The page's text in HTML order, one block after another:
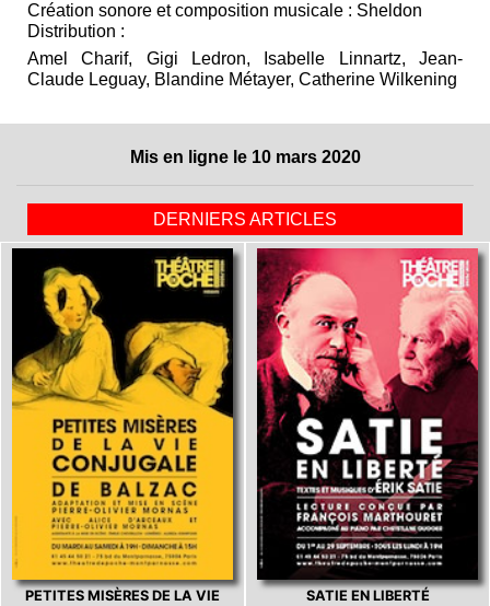
Création sonore et composition musicale : Sheldon
Distribution :
Amel Charif, Gigi Ledron, Isabelle Linnartz, Jean-
Claude Leguay, Blandine Métayer, Catherine Wilkening
Mis en ligne le 10 mars 2020
DERNIERS ARTICLES
PETITES MISÈRES DE LA VIE
SATIE EN LIBERTÉ